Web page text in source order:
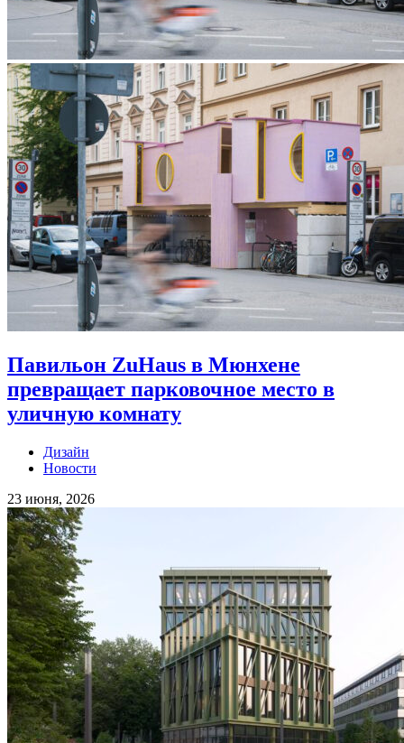
Павильон ZuHaus в Мюнхене
превращает парковочное место в
уличную комнату
Дизайн
Новости
23 июня, 2026